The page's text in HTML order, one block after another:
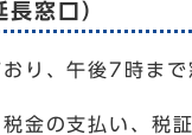
窓口）
り、午後7時まで
金の支払い、税